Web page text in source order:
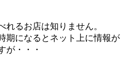
れるお店は知りません。
期になるとネット上に情報が
が・・・